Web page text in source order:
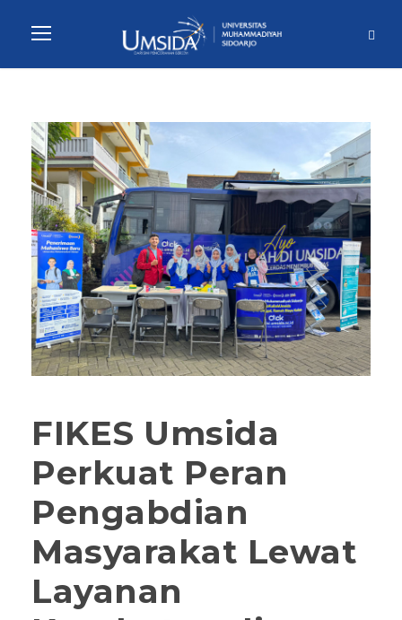
FIKES Umsida
Perkuat Peran
Pengabdian
Masyarakat Lewat
Layanan